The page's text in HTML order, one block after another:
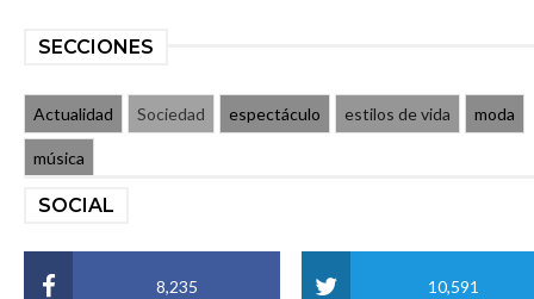
SECCIONES
Actualidad Sociedad espectáculo estilos de vida moda
música
SOCIAL
8,235 10,591